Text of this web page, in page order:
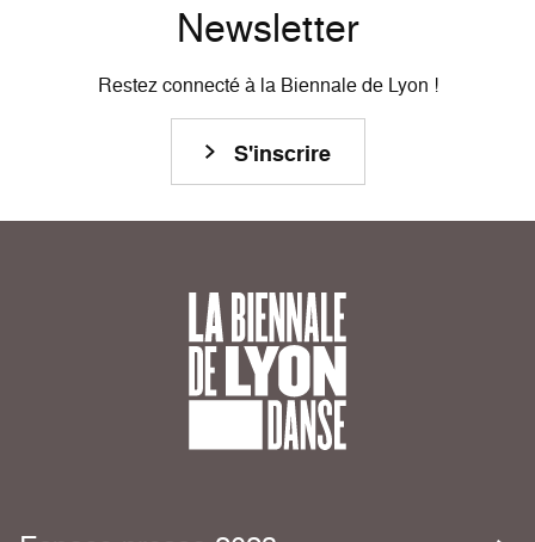
Newsletter
Restez connecté à la Biennale de Lyon !
S'inscrire